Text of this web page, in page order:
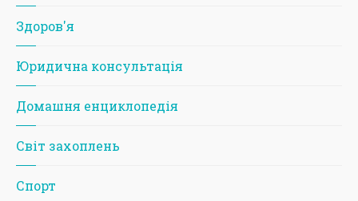
Здоров'я
Юридична консультація
Домашня енциклопедія
Світ захоплень
Спорт